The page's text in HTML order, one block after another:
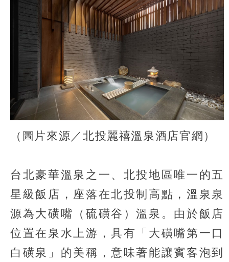
（圖片來源／北投麗禧溫泉酒店官網）
台北豪華溫泉之一、北投地區唯一的五
星級飯店，座落在北投制高點，溫泉泉
源為大磺嘴（硫磺谷）溫泉。由於飯店
位置在泉水上游，具有「大磺嘴第一口
白磺泉」的美稱，意味著能讓賓客泡到